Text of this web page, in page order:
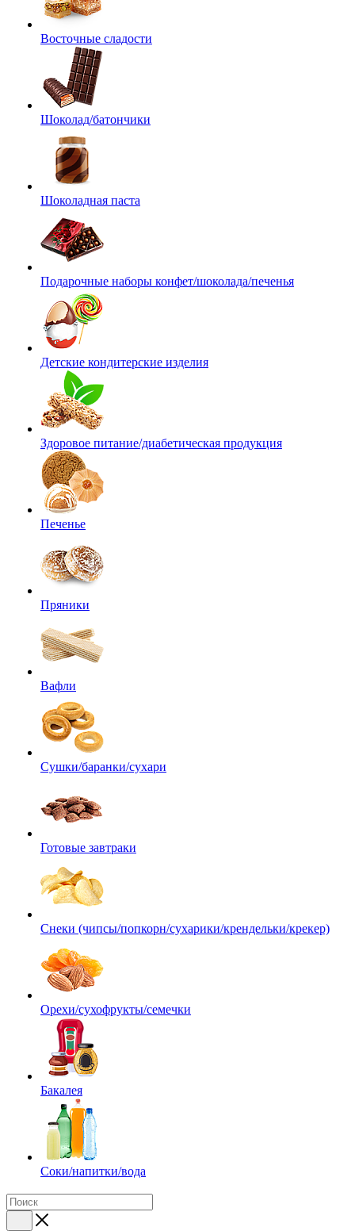
Восточные сладости
Шоколад/батончики
Шоколадная паста
Подарочные наборы конфет/шоколада/печенья
Детские кондитерские изделия
Здоровое питание/диабетическая продукция
Печенье
Пряники
Вафли
Сушки/баранки/сухари
Готовые завтраки
Снеки (чипсы/попкорн/сухарики/крендельки/крекер)
Орехи/сухофрукты/семечки
Бакалея
Соки/напитки/вода